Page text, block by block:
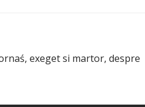
exeget si martor, despre